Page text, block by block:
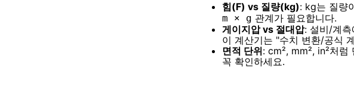
힘(F) vs 질량(kg): kg는 질량
m × g 관계가 필요합니다.
게이지압 vs 절대압: 설비/계
이 계산기는 "수치 변환/공식
면적 단위: cm², mm², in²처
꼭 확인하세요.